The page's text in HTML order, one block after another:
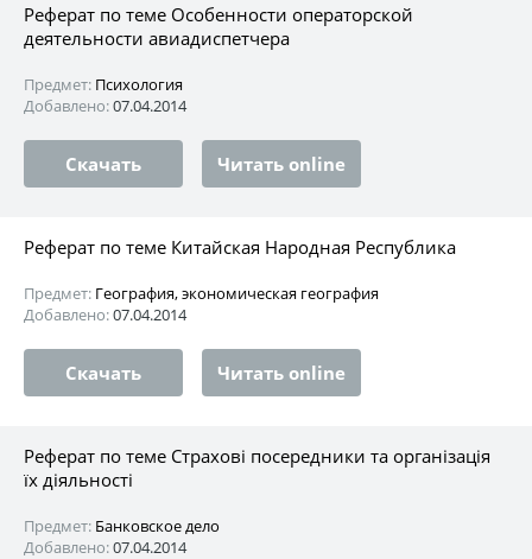
Реферат по теме Особенности операторской
деятельности авиадиспетчера
Предмет: Психология
Добавлено:07.04.2014
Скачать Читать online
Реферат по теме Китайская Народная Республика
Предмет: География, экономическая география
Добавлено:07.04.2014
Скачать Читать online
Реферат по теме Страхові посередники та організація
їх діяльності
Предмет: Банковское дело
Добавлено:07.04.2014